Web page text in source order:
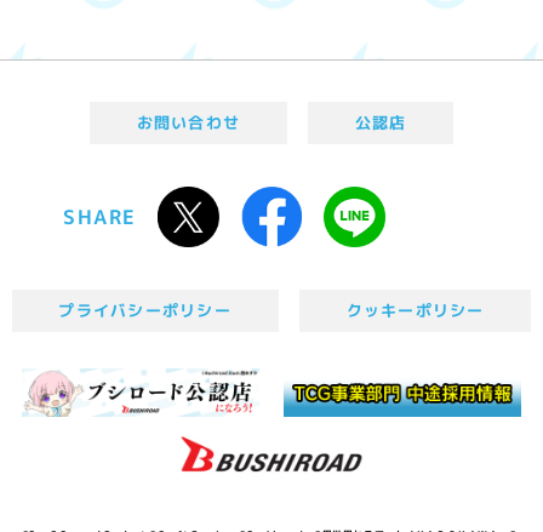
お問い合わせ 公認店
SHARE
プライバシーポリシー クッキーポリシー